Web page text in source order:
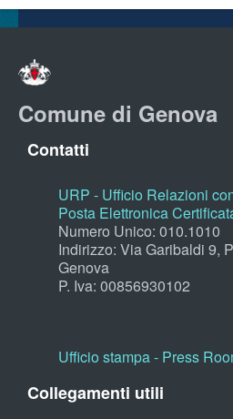
Comune di Genova
Contatti
URP - Ufficio Relazioni
Posta Elettronica
Numero Unico: 010.1010
Indirizzo: Via Garibaldi 9,
Genova
P. Iva: 00856930102
Ufficio stampa - Press
Collegamenti utili